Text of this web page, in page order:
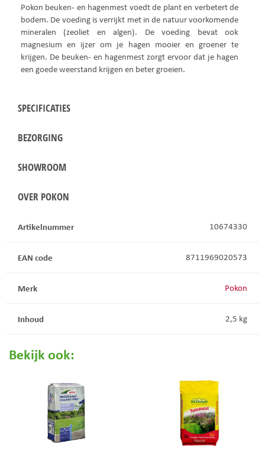
Pokon beuken- en hagenmest voedt de plant en verbetert de
bodem. De voeding is verrijkt met in de natuur voorkomende
mineralen (zeoliet en algen). De voeding bevat ook
magnesium en ijzer om je hagen mooier en groener te
krijgen. De beuken- en hagenmest zorgt ervoor dat je hagen
een goede weerstand krijgen en beter groeien.
SPECIFICATIES
BEZORGING
SHOWROOM
OVER POKON
Artikelnummer 10674330
EAN code 8711969020573
Merk Pokon
Inhoud 2,5 kg
Bekijk ook: